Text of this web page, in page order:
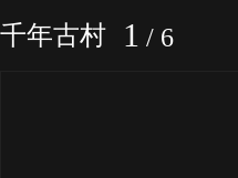
千年古村 1 / 6